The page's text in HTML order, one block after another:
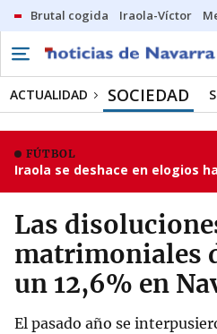
Brutal cogida Iraola-Víctor
ACTUALIDAD SOCIEDAD
FÚTBOL
Iraola se deshace en elogios
Las
matrimoniales
un 12,6% en
El pasado año se